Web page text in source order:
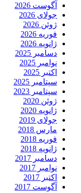
آگوست 2026
جولای 2026
ژوئن 2026
فوریه 2026
ژانویه 2026
دسامبر 2025
نوامبر 2025
اکتبر 2025
سپتامبر 2025
سپتامبر 2023
ژوئن 2020
ژانویه 2020
جولای 2019
مارس 2018
فوریه 2018
ژانویه 2018
دسامبر 2017
نوامبر 2017
اکتبر 2017
آگوست 2017